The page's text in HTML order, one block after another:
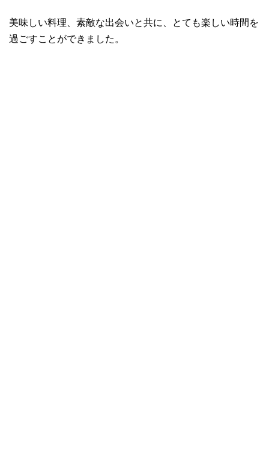
美味しい料理、素敵な出会いと共に、とても楽しい時間を
過ごすことができました。